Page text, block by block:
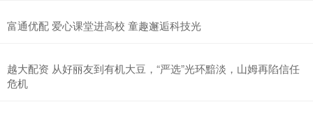
富通优配 爱心课堂进高校 童趣邂逅科技光
越大配资 从好丽友到有机大豆，“严选”光环黯淡，山姆再陷信任
危机